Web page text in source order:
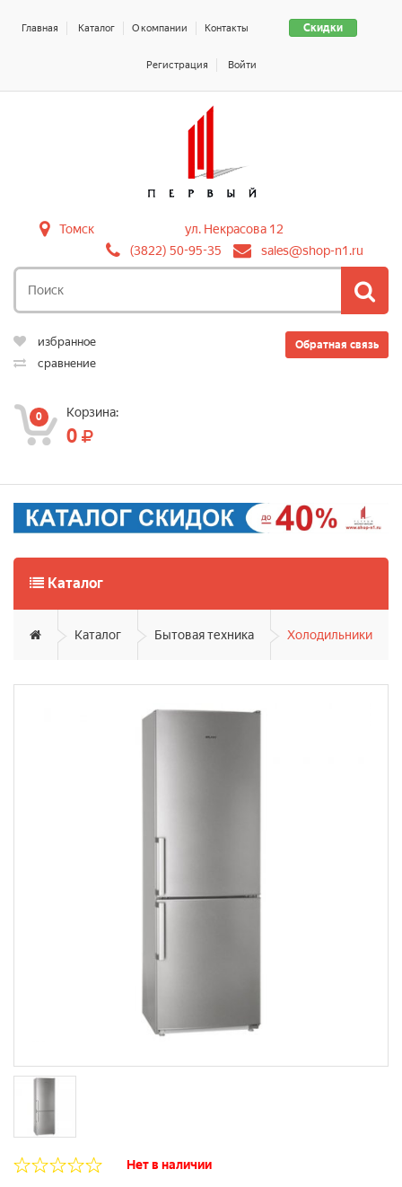
Скидки
Главная Каталог О компании Контакты
Регистрация Войти
Томск
ул. Некрасова 12
(3822) 50-95-35
sales@shop-n1.ru
Обратная связь
избранное
сравнение
0 Корзина:
0
Каталог
Каталог Бытовая техника Холодильники
Нет в наличии